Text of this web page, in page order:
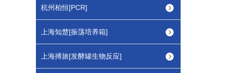
杭州柏恒[PCR]
上海知楚[振荡培养箱]
上海搏旅[发酵罐生物反应]